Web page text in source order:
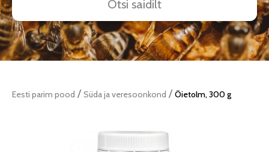
Eesti parim pood / Süda ja veresoonkond / Õietolm, 300 g